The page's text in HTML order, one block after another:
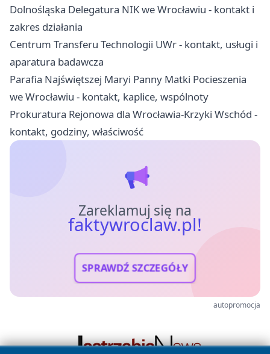
Dolnośląska Delegatura NIK we Wrocławiu - kontakt i
zakres działania
Centrum Transferu Technologii UWr - kontakt, usługi i
aparatura badawcza
Parafia Najświętszej Maryi Panny Matki Pocieszenia
we Wrocławiu - kontakt, kaplice, wspólnoty
Prokuratura Rejonowa dla Wrocławia-Krzyki Wschód -
kontakt, godziny, właściwość
Zareklamuj się na
faktywroclaw.pl!
SPRAWDŹ SZCZEGÓŁY
autopromocja